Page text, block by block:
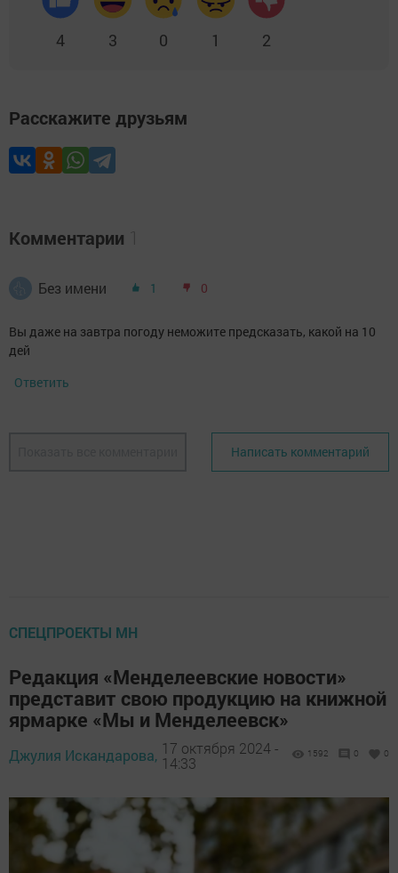
4 3 0 1 2
Расскажите друзьям
Комментарии
Без имени 1 0
Вы даже на завтра погоду неможите предсказать, какой на 10
дей
Ответить
Написать комментарий
СПЕЦПРОЕКТЫ МН
Редакция «Менделеевские новости»
представит свою продукцию на книжной
ярмарке «Мы и Менделеевск»
Джулия Искандарова, 17 октября 2024 -
14:33
1592 0 0